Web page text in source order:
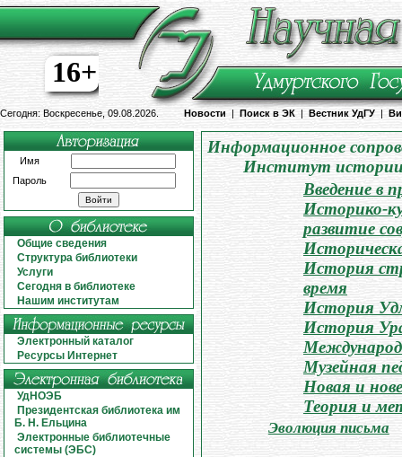
16+
Сегодня: Воскресенье, 09.08.2026. Новости | Поиск в ЭК | Вестник УдГУ |
Имя
Пароль
Общие сведения
Структура библиотеки
Услуги
Сегодня в библиотеке
Нашим институтам
Электронный каталог
Ресурсы Интернет
УдНОЭБ
Президентская библиотека им
Б. Н. Ельцина
Электронные библиотечные
системы (ЭБС)
Информационное
Институт истории
Введение в
Историко-
развитие
История
время
История
История
Музейная
Новая и
Теория и
Эволюция письма